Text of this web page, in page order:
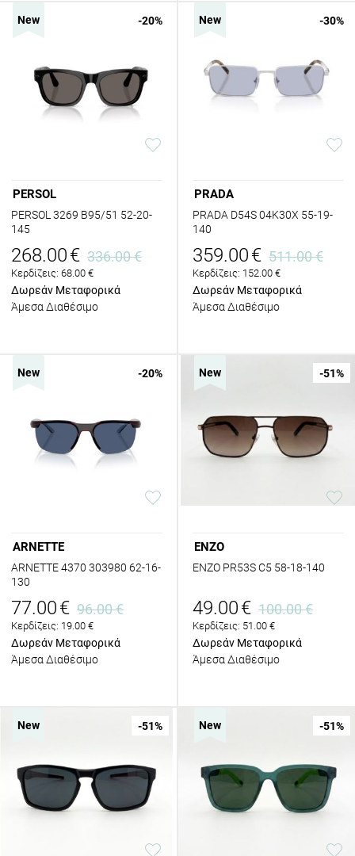
New -20%
PERSOL
PERSOL 3269 B95/51 52-20-
145
268.00€ 336.00€
Κερδίζεις: 68.00 €
Δωρεάν Μεταφορικά
Άμεσα Διαθέσιμο
New -30%
PRADA
PRADA D54S 04K30X 55-19-
140
359.00€ 511.00€
Κερδίζεις: 152.00 €
Δωρεάν Μεταφορικά
Άμεσα Διαθέσιμο
New -20%
ARNETTE
ARNETTE 4370 303980 62-16-
130
77.00€ 96.00€
Κερδίζεις: 19.00 €
Δωρεάν Μεταφορικά
Άμεσα Διαθέσιμο
New -51%
ENZO
ENZO PR53S C5 58-18-140
49.00€ 100.00€
Κερδίζεις: 51.00 €
Δωρεάν Μεταφορικά
Άμεσα Διαθέσιμο
New -51% New -51%